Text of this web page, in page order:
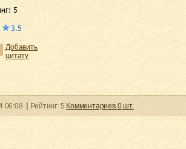
5
3.5
Добавить
цитату
06:08 Рейтинг: 5 Комментариев 0шт.